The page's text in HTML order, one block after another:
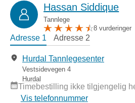
Hassan Siddique
Tannlege
8 vurderinger
Adresse 1 Adresse 2
Hurdal Tannlegesenter
Vestsidevegen 4
Hurdal
Timebestilling ikke tilgjengelig
Vis telefonnummer